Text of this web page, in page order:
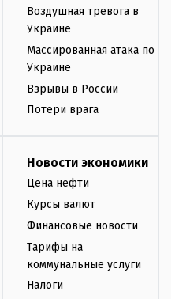
Воздушная тревога в
Украине
Массированная атака по
Украине
Взрывы в России
Потери врага
Новости экономики
Цена нефти
Курсы валют
Финансовые новости
Тарифы на
коммунальные услуги
Налоги